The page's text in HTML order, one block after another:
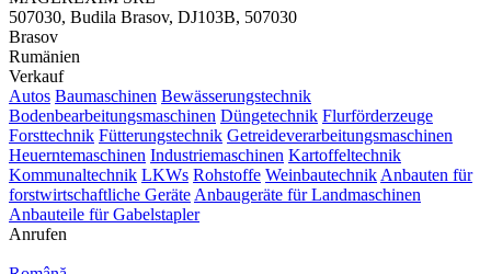
507030, Budila Brasov, DJ103B, 507030
Brasov
Rumänien
Verkauf
Autos Baumaschinen Bewässerungstechnik
Bodenbearbeitungsmaschinen Düngetechnik Flurförderzeuge
Forsttechnik Fütterungstechnik Getreideverarbeitungsmaschinen
Heuerntemaschinen Industriemaschinen Kartoffeltechnik
Kommunaltechnik LKWs Rohstoffe Weinbautechnik Anbauten für
forstwirtschaftliche Geräte Anbaugeräte für Landmaschinen
Anbauteile für Gabelstapler
Anrufen